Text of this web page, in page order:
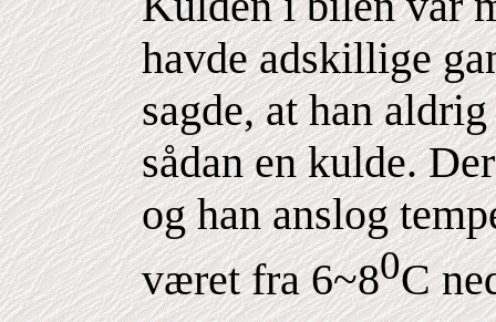
havde adskillige
sagde, at han
sådan en kulde.
og han anslog
været fra 6~80C